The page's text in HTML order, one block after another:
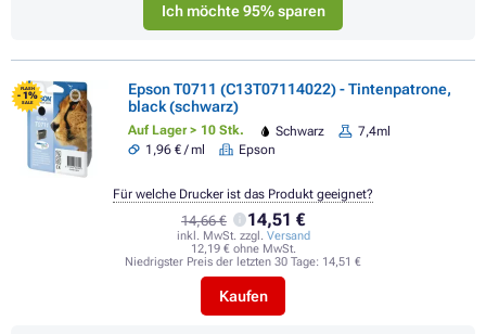
Ich möchte 95% sparen
FLASH
- 1%
SALE
Epson T0711 (C13T07114022) - Tintenpatrone,
black (schwarz)
Auf Lager > 10 Stk. Schwarz
7,4ml
1,96 € / ml
Epson
14,66 € 14,51 €
inkl. MwSt. zzgl. Versand
12,19 € ohne MwSt.
Niedrigster Preis der letzten 30 Tage: 14,51 €
Kaufen
Für welche Drucker ist das Produkt geeignet?